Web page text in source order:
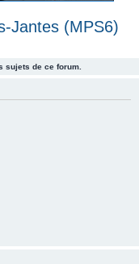
Jantes (MPS6)
sujets de ce forum.